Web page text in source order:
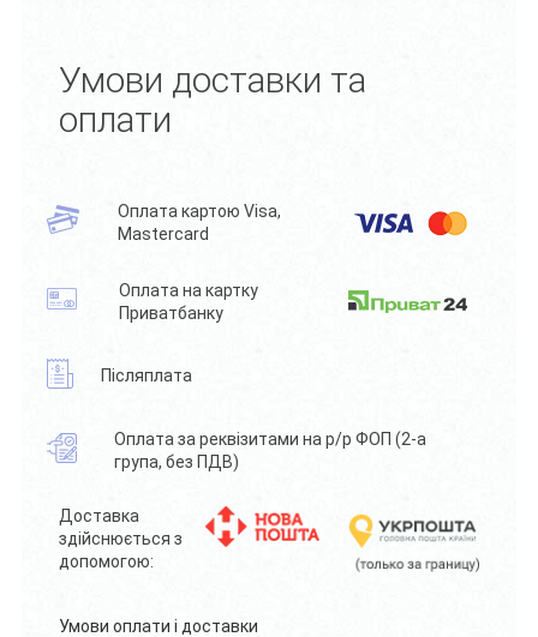
Умови доставки та
оплати
Оплата картою Visa,
Mastercard
Оплата на картку
Приватбанку
Післяплата
Оплата за реквізитами на р/р ФОП (2-а
група, без ПДВ)
Доставка
здійснюється з
допомогою:
Умови оплати і доставки